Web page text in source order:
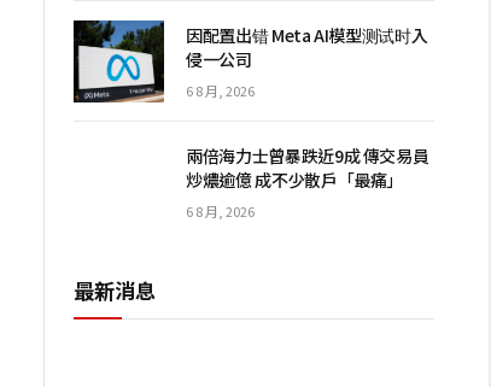
因配置出错 Meta AI模型测试时入
侵一公司
6 8 月, 2026
兩倍海力士曾暴跌近9成 傳交易員
炒燶逾億 成不少散戶「最痛」
6 8 月, 2026
最新消息